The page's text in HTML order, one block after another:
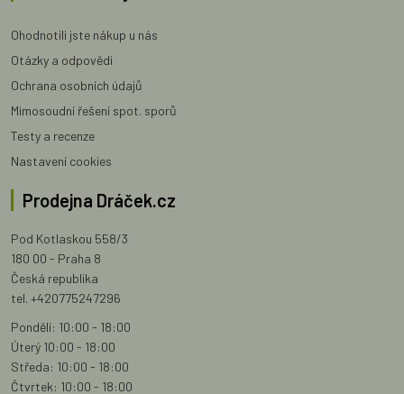
Ohodnotili jste nákup u nás
Otázky a odpovědi
Ochrana osobních údajů
Mimosoudní řešení spot. sporů
Testy a recenze
Nastavení cookies
Prodejna Dráček.cz
Pod Kotlaskou 558/3
180 00 - Praha 8
Česká republika
tel. +420775247296
Pondělí: 10:00 - 18:00
Úterý 10:00 - 18:00
Středa: 10:00 - 18:00
Čtvrtek: 10:00 - 18:00